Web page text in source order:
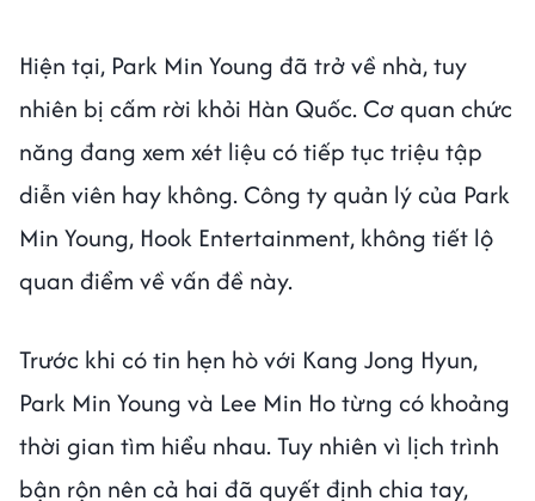
Hiện tại, Park Min Young đã trở về nhà, tuy
nhiên bị cấm rời khỏi Hàn Quốc. Cơ quan chức
năng đang xem xét liệu có tiếp tục triệu tập
diễn viên hay không. Công ty quản lý của Park
Min Young, Hook Entertainment, không tiết lộ
quan điểm về vấn đề này.
Trước khi có tin hẹn hò với Kang Jong Hyun,
Park Min Young và Lee Min Ho từng có khoảng
thời gian tìm hiểu nhau. Tuy nhiên vì lịch trình
bận rộn nên cả hai đã quyết định chia tay,